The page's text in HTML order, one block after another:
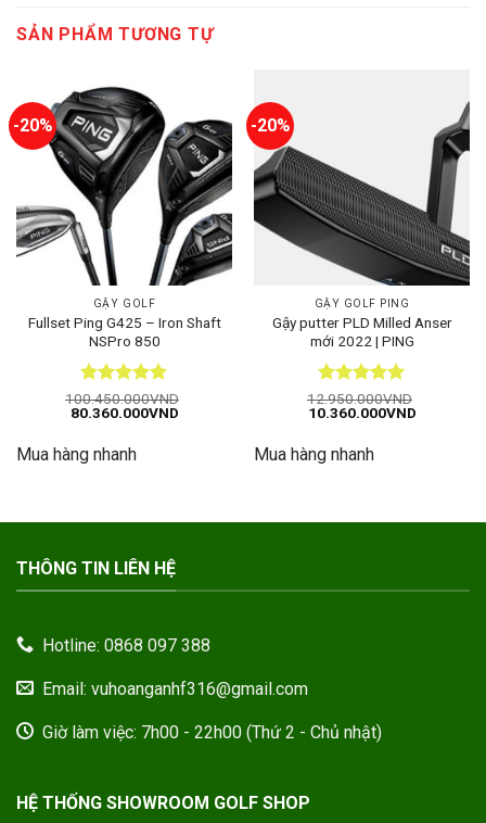
SẢN PHẨM TƯƠNG TỰ
-20%
GẬY GOLF
Fullset Ping G425 – Iron Shaft
NSPro 850
Được xếp
hạng55
100.450.000VND
Giá
100.450.000VND.
80.360.000VNDGiá
Mua hàng nhanh
-20%
GẬY GOLF PING
Gậy putter PLD Milled Anser
mới 2022 | PING
Được xếp
hạng55
12.950.000VND
Giá
12.950.000VND.
10.360.000VNDGiá
Mua hàng nhanh
THÔNG TIN LIÊN HỆ
Hotline: 0868 097 388
Email: vuhoanganhf316@gmail.com
Giờ làm việc: 7h00 - 22h00 (Thứ 2 - Chủ nhật)
HỆ THỐNG SHOWROOM GOLF SHOP